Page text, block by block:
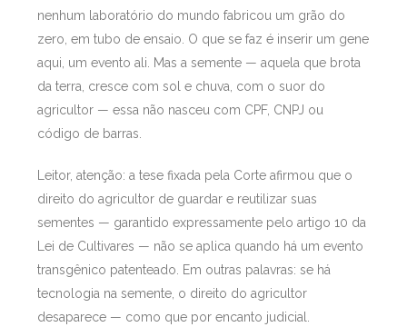
nenhum laboratório do mundo fabricou um grão do
zero, em tubo de ensaio. O que se faz é inserir um gene
aqui, um evento ali. Mas a semente — aquela que brota
da terra, cresce com sol e chuva, com o suor do
agricultor — essa não nasceu com CPF, CNPJ ou
código de barras.
Leitor, atenção: a tese fixada pela Corte afirmou que o
direito do agricultor de guardar e reutilizar suas
sementes — garantido expressamente pelo artigo 10 da
Lei de Cultivares — não se aplica quando há um evento
transgênico patenteado. Em outras palavras: se há
tecnologia na semente, o direito do agricultor
desaparece — como que por encanto judicial.